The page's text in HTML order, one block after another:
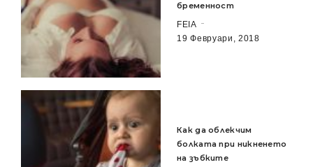
бременност
FEIA
19 Февруари, 2018
Как да облекчим
болката при никненето
на зъбките